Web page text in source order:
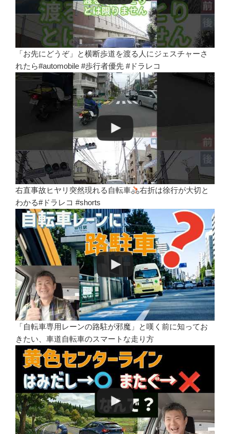
「お先にどうぞ」と横断歩道を渡る人にジェスチャーさ
れたら#automobile #歩行者優先 #ドラレコ
右直事故ヒヤリ突然現れる自転車
右折は徐行が大切と
わかる#ドラレコ #shorts
「自転車専用レーンの路駐が邪魔」と嘆く前に知ってお
きたい、車道自転車のスマートな走り方